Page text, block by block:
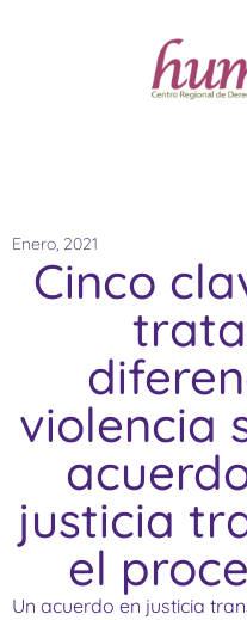
Enero, 2021
Cinco
violencia
justicia
el
Un acuerdo en justicia